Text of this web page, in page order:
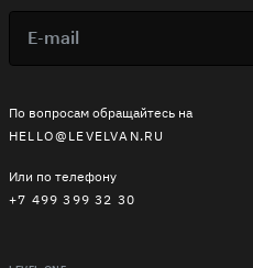
По вопросам обращайтесь на
HELLO@LEVELVAN.RU
Или по телефону
+7 499 399 32 30